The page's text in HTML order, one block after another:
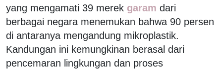
yang mengamati 39 merek garam dari
berbagai negara menemukan bahwa 90 persen
di antaranya mengandung mikroplastik.
Kandungan ini kemungkinan berasal dari
pencemaran lingkungan dan proses